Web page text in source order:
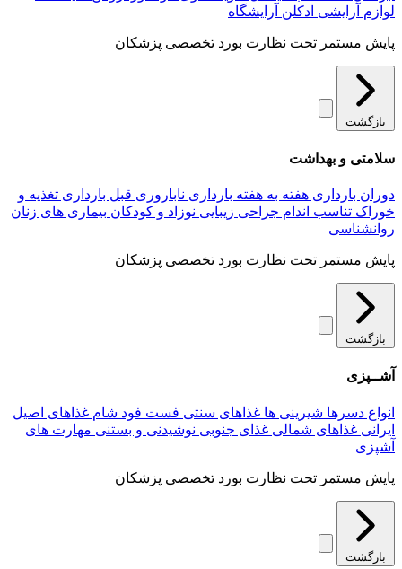
لوازم آرایشی ادکلن آرایشگاه
پایش مستمر تحت نظارت بورد تخصصی پزشکان
بازگشت
سلامتی و بهداشت
دوران بارداری هفته به هفته بارداری ناباروری قبل بارداری تغذیه و
خوراک تناسب اندام جراحی زیبایی نوزاد و کودکان بیماری های زنان
روانشناسی
پایش مستمر تحت نظارت بورد تخصصی پزشکان
بازگشت
آشــپزی
انواع دسرها شیرینی ها غذاهای سنتی فست فود شام غذاهای اصیل
ایرانی غذاهای شمالی غذای جنوبی نوشیدنی و بستنی مهارت های
آشپزی
پایش مستمر تحت نظارت بورد تخصصی پزشکان
بازگشت